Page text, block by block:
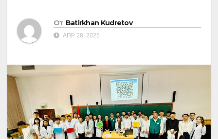
От Batirkhan Kudretov
АПР 28, 2025